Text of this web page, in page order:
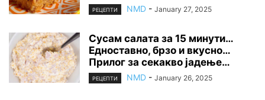
РЕЦЕПТИ NMD - January 27, 2025
Сусам салата за 15 минути…
Едноставно, брзо и вкусно…
Прилог за секакво јадење…
РЕЦЕПТИ NMD - January 26, 2025